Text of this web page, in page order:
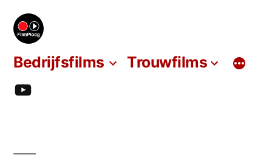
naar
inhoud
Bedrijfsfilms Trouwfilms